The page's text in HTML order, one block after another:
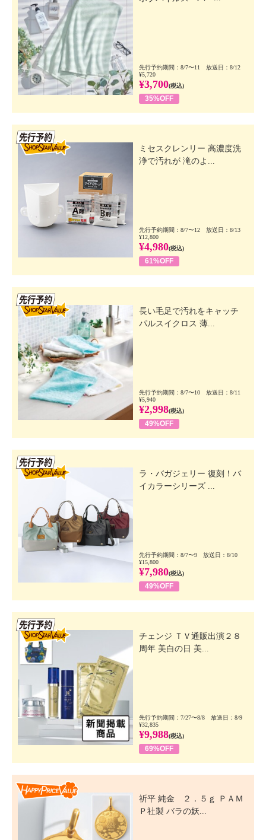
先行予約期間：8/7〜11 放送日：8/12
¥5,720
¥3,700(税込)
35%OFF
ミセスクレンリー 高濃度洗
浄で汚れが 滝のよ...
先行予約期間：8/7〜12 放送日：8/13
¥12,800
¥4,980(税込)
61%OFF
長い毛足で汚れをキャッチ
パルスイクロス 薄...
先行予約期間：8/7〜10 放送日：8/11
¥5,940
¥2,998(税込)
49%OFF
ラ・バガジェリー 復刻！バ
イカラーシリーズ ...
先行予約期間：8/7〜9 放送日：8/10
¥15,800
¥7,980(税込)
49%OFF
チェンジ ＴＶ通販出演２８
周年 美白の日 美...
先行予約期間：7/27〜8/8 放送日：8/9
¥32,835
¥9,988(税込)
69%OFF
祈平 純金 ２．５ｇ ＰＡＭ
Ｐ社製 バラの妖...